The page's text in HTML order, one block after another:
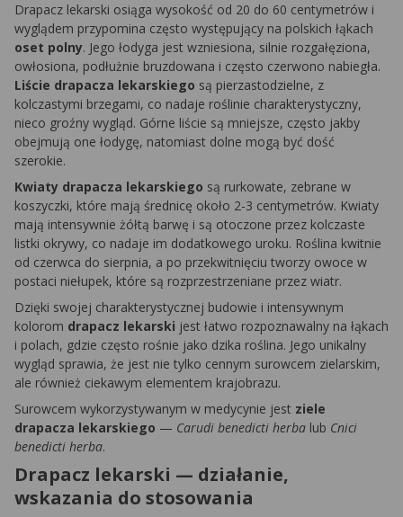
Drapacz lekarski osiąga wysokość od 20 do 60 centymetrów i
wyglądem przypomina często występujący na polskich łąkach
oset polny. Jego łodyga jest wzniesiona, silnie rozgałęziona,
owłosiona, podłużnie bruzdowana i często czerwono nabiegła.
Liście drapacza lekarskiego są pierzastodzielne, z
kolczastymi brzegami, co nadaje roślinie charakterystyczny,
nieco groźny wygląd. Górne liście są mniejsze, często jakby
obejmują one łodygę, natomiast dolne mogą być dość
szerokie.
Kwiaty drapacza lekarskiego są rurkowate, zebrane w
koszyczki, które mają średnicę około 2-3 centymetrów. Kwiaty
mają intensywnie żółtą barwę i są otoczone przez kolczaste
listki okrywy, co nadaje im dodatkowego uroku. Roślina kwitnie
od czerwca do sierpnia, a po przekwitnięciu tworzy owoce w
postaci niełupek, które są rozprzestrzeniane przez wiatr.
Dzięki swojej charakterystycznej budowie i intensywnym
kolorom drapacz lekarski jest łatwo rozpoznawalny na łąkach
i polach, gdzie często rośnie jako dzika roślina. Jego unikalny
wygląd sprawia, że jest nie tylko cennym surowcem zielarskim,
ale również ciekawym elementem krajobrazu.
Surowcem wykorzystywanym w medycynie jest ziele
drapacza lekarskiego — Carudi benedicti herba lub Cnici
benedicti herba.
Drapacz lekarski — działanie,
wskazania do stosowania